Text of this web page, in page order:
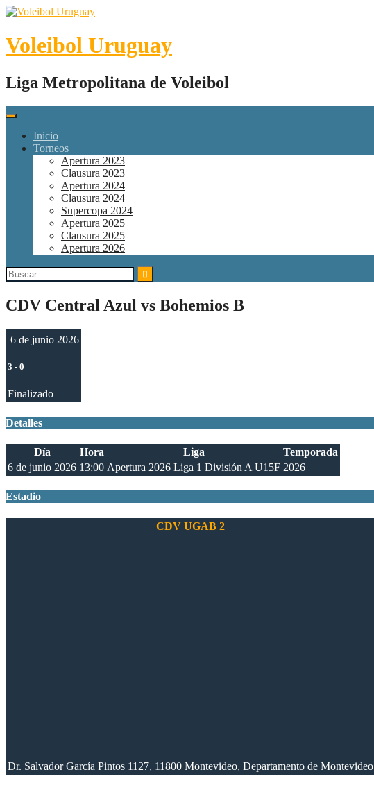
Skip
content
Voleibol Uruguay
Liga Metropolitana de Voleibol
Inicio
Torneos
Apertura 2023
Clausura 2023
Apertura 2024
Clausura 2024
Supercopa 2024
Apertura 2025
Clausura 2025
Apertura 2026
Buscar:
CDV Central Azul vs Bohemios B
6 de junio 2026
3 - 0
Finalizado
Detalles
Día Hora Liga
Temporada
6 de junio 2026 13:00 Apertura 2026 Liga 1 División A U15F 2026
Estadio
CDV UGAB 2
Dr. Salvador García Pintos 1127, 11800 Montevideo, Departamento de Montevideo